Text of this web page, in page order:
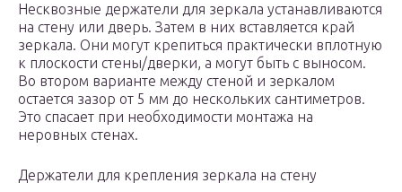
Несквозные держатели для зеркала устанавливаются
на стену или дверь. Затем в них вставляется край
зеркала. Они могут крепиться практически вплотную
к плоскости стены/дверки, а могут быть с выносом.
Во втором варианте между стеной и зеркалом
остается зазор от 5 мм до нескольких сантиметров.
Это спасает при необходимости монтажа на
неровных стенах.
Держатели для крепления зеркала на стену